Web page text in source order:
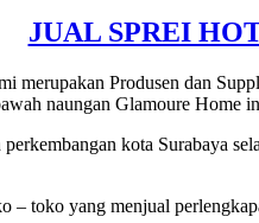
JUAL SPREI
merupakan Produsen dan
naungan Glamoure Home
kota Surabaya
toko yang menjual